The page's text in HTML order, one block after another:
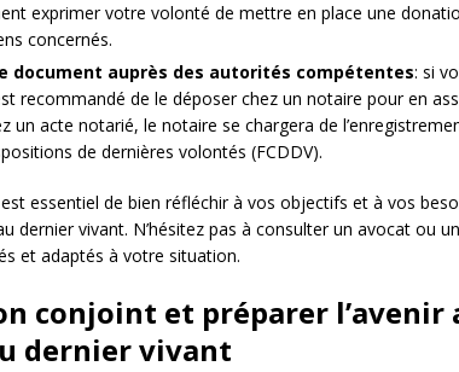
exprimer votre volonté de mettre en place une
concernés.
document auprès des autorités compétentes: si
recommandé de le déposer chez un notaire pour en
un acte notarié, le notaire se chargera de
de dernières volontés (FCDDV).
essentiel de bien réfléchir à vos objectifs et à vos
dernier vivant. N’hésitez pas à consulter un avocat ou
et adaptés à votre situation.
conjoint et préparer l’avenir
dernier vivant